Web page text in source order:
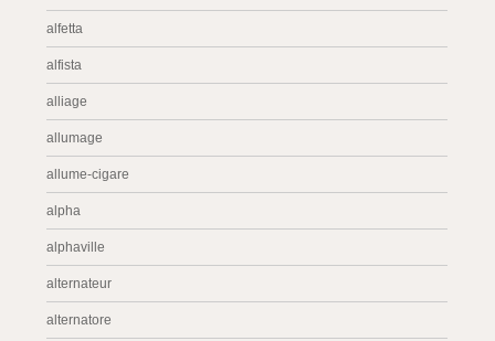
alfetta
alfista
alliage
allumage
allume-cigare
alpha
alphaville
alternateur
alternatore